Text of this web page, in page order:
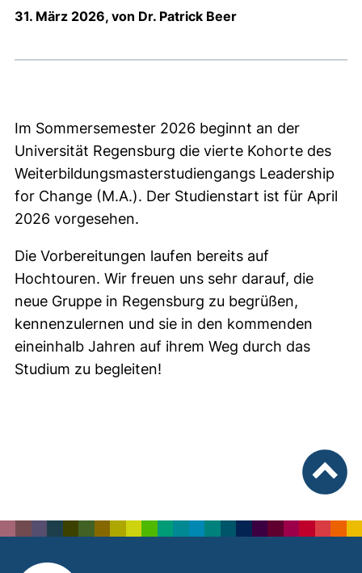
31. März 2026, von Dr. Patrick Beer
Im Sommersemester 2026 beginnt an der
Universität Regensburg die vierte Kohorte des
Weiterbildungsmasterstudiengangs Leadership
for Change (M.A.). Der Studienstart ist für April
2026 vorgesehen.
Die Vorbereitungen laufen bereits auf
Hochtouren. Wir freuen uns sehr darauf, die
neue Gruppe in Regensburg zu begrüßen,
kennenzulernen und sie in den kommenden
eineinhalb Jahren auf ihrem Weg durch das
Studium zu begleiten!